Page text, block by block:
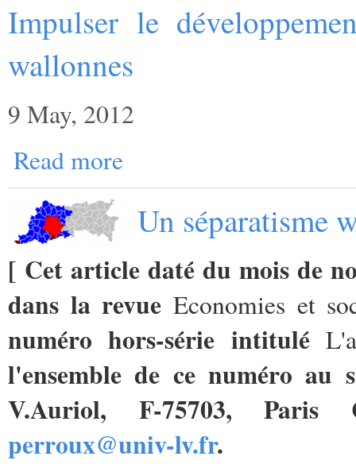
Impulser le
wallonnes
9 May, 2012
Read more
Un séparatisme
[ Cet article daté du mois de
dans la revue Economies et
numéro hors-série intitulé
l'ensemble de ce numéro au
V.Auriol, F-75703, Paris
perroux@univ-lv.fr.